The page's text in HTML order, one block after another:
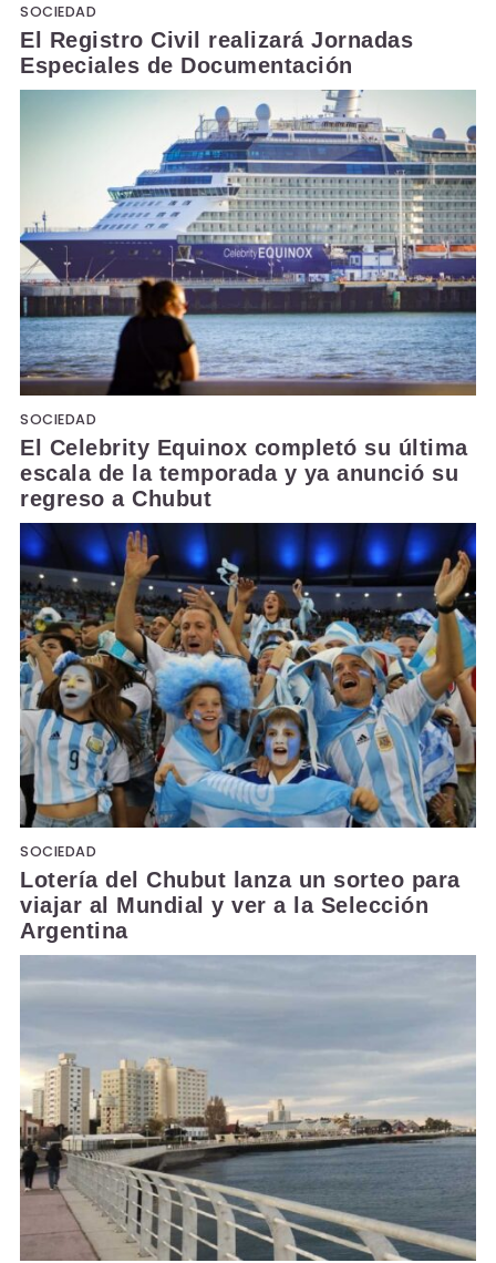
SOCIEDAD
El Registro Civil realizará Jornadas
Especiales de Documentación
SOCIEDAD
El Celebrity Equinox completó su última
escala de la temporada y ya anunció su
regreso a Chubut
SOCIEDAD
Lotería del Chubut lanza un sorteo para
viajar al Mundial y ver a la Selección
Argentina